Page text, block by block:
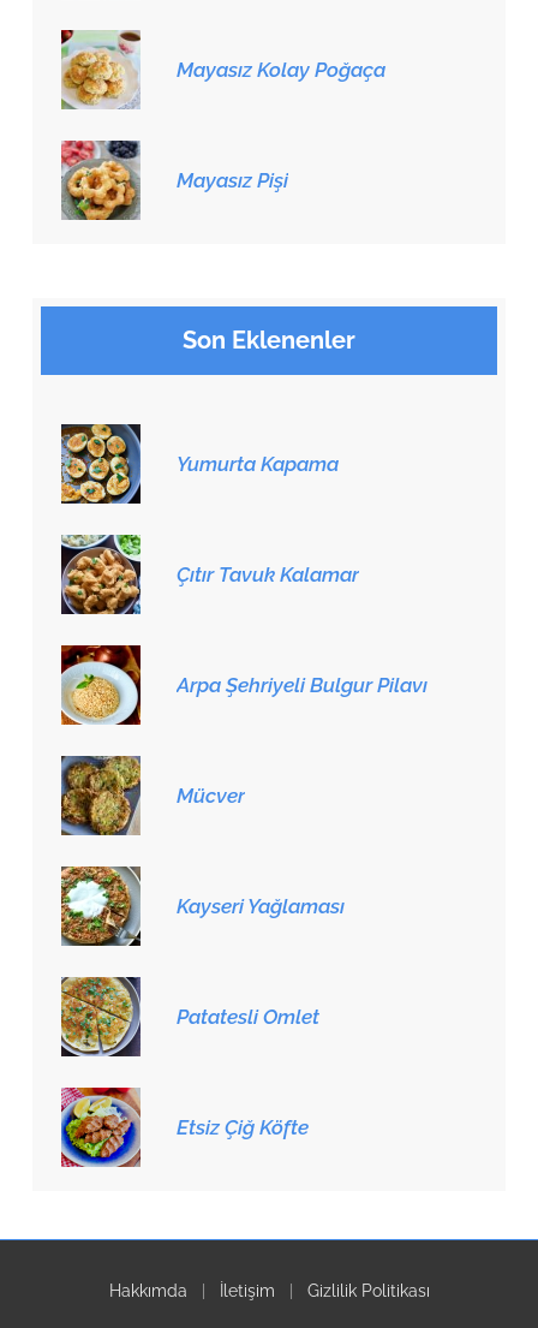
Mayasız Kolay Poğaça
Mayasız Pişi
Son Eklenenler
Yumurta Kapama
Çıtır Tavuk Kalamar
Arpa Şehriyeli Bulgur Pilavı
Mücver
Kayseri Yağlaması
Patatesli Omlet
Etsiz Çiğ Köfte
Hakkımda İletişim Gizlilik Politikası